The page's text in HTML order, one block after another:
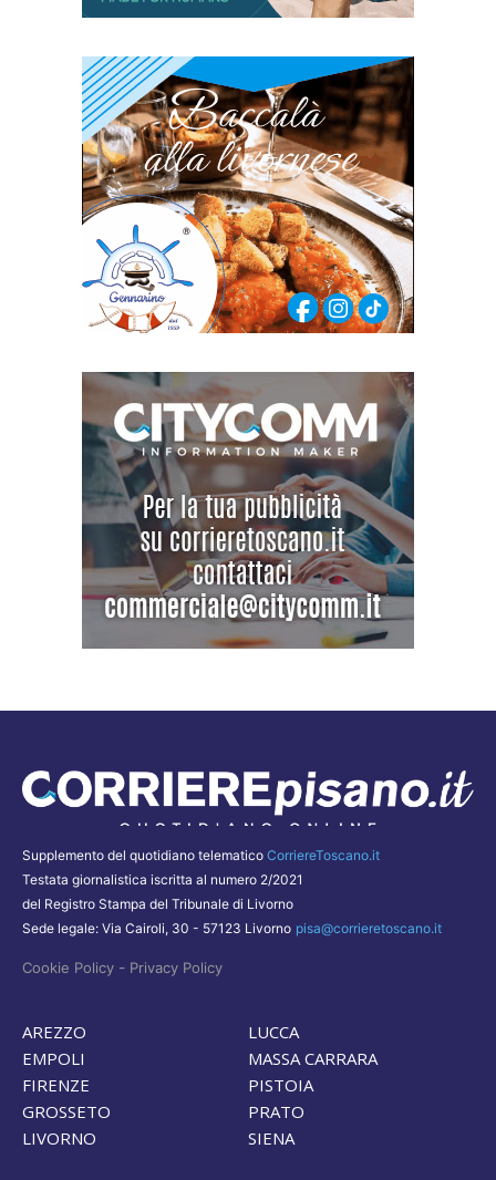
Supplemento del quotidiano telematico CorriereToscano.it
Testata giornalistica iscritta al numero 2/2021
del Registro Stampa del Tribunale di Livorno
Sede legale: Via Cairoli, 30 - 57123 Livorno pisa@corrieretoscano.it
Cookie Policy - Privacy Policy
AREZZO
EMPOLI
FIRENZE
GROSSETO
LIVORNO
LUCCA
MASSA CARRARA
PISTOIA
PRATO
SIENA